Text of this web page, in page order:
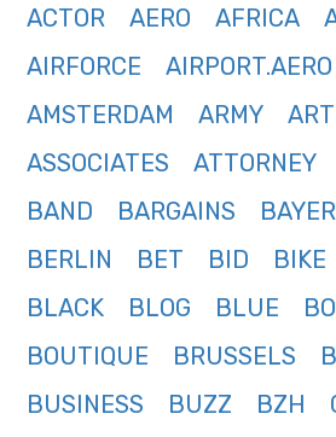
ACTOR
AERO AFRICA
AIRFORCE
AIRPORT.AERO
AMSTERDAM
ARMY ART
ASSOCIATES
ATTORNEY
BAND
BARGAINS
BERLIN
BET BID BIKE
BLACK
BLOG BLUE
BOUTIQUE
BRUSSELS
BUSINESS
BUZZ BZH